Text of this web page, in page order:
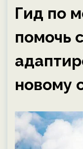
Гид по
помочь
новому